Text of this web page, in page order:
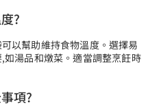
?
以幫助維持食物溫度。選擇易
湯品和燉菜。適當調整烹飪時
項?